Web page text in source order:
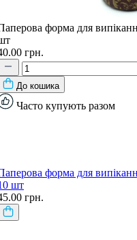
форма для
грн.
До кошика
Часто купують разом
форма для
шт
грн.